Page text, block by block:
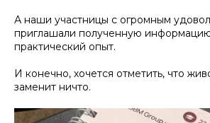
А наши участницы с огромным
приглашали полученную
практический опыт.
И конечно, хочется отметить, что
заменит ничто.